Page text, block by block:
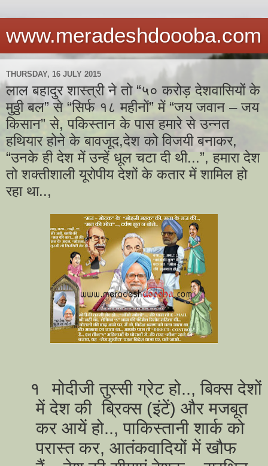
www.meradeshdoooba.com
THURSDAY, 16 JULY 2015
लाल बहादुर शास्त्री ने तो “५० करोड़ देशवासियों के
मुठ्ठी बल” से “सिर्फ १८ महीनों” में “जय जवान – जय
किसान” से, पकिस्तान के पास हमारे से उन्नत
हथियार होने के बावजूद,देश को विजयी बनाकर,
“उनके ही देश में उन्हें धूल चटा दी थी...”, हमारा देश
तो शक्तीशाली यूरोपीय देशों के कतार में शामिल हो
रहा था..,
१
मोदीजी तुस्सी ग्रेट हो.., बिक्स देशों
में देश की ब्रिक्स (इंटें) और मजबूत
कर आयें हो.., पाकिस्तानी शार्क को
परास्त कर, आतंकवादियों में खौफ